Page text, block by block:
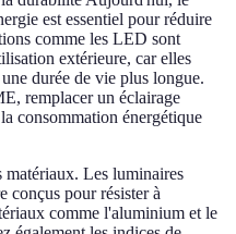
est essentiel pour réduire
comme les LED sont
extérieure, car elles
durée de vie plus longue.
remplacer un éclairage
consommation énergétique
matériaux. Les luminaires
conçus pour résister à
comme l'aluminium et le